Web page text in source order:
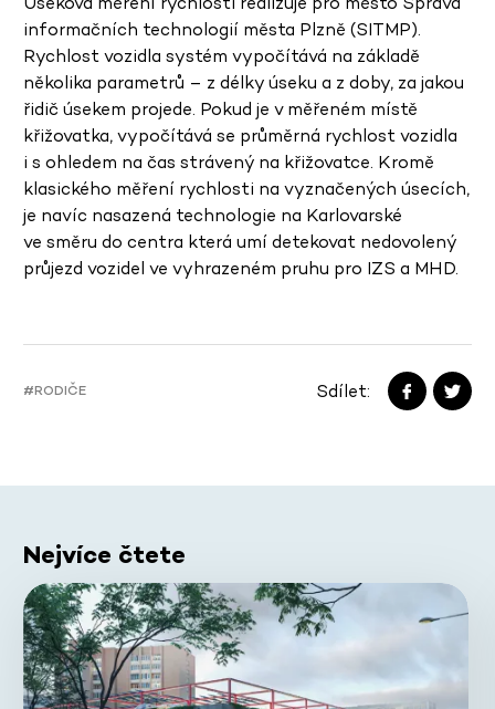
informačních technologií města Plzně (SITMP).
Rychlost vozidla systém vypočítává na základě
několika parametrů – z délky úseku a z doby, za jakou
řidič úsekem projede. Pokud je v měřeném místě
křižovatka, vypočítává se průměrná rychlost vozidla
i s ohledem na čas strávený na křižovatce. Kromě
klasického měření rychlosti na vyznačených úsecích,
je navíc nasazená technologie na Karlovarské
ve směru do centra která umí detekovat nedovolený
průjezd vozidel ve vyhrazeném pruhu pro IZS a MHD.
#RODIČE Sdílet:
Nejvíce čtete